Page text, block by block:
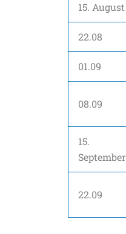
15. August
22.08
01.09
08.09
15.
September
22.09